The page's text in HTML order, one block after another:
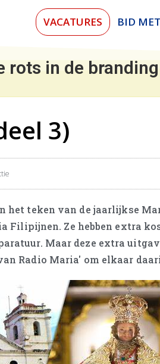
VACATURES BID
rots in de branding
3)
het teken van de jaarlijkse
Filipijnen. Ze hebben extra
Maar deze extra
Radio Maria' om elkaar